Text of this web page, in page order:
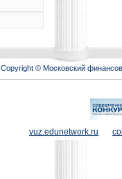
Copyright © Московский
vuz.edunetwork.ru